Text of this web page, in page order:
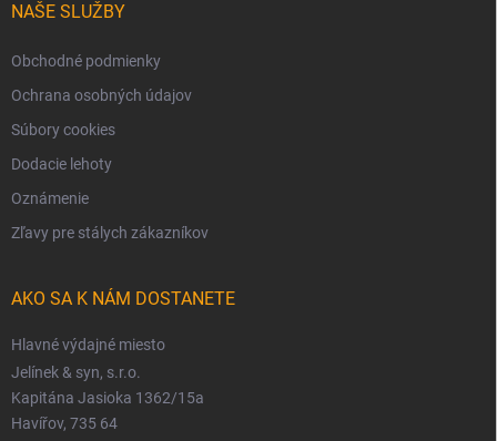
NAŠE SLUŽBY
Obchodné podmienky
Ochrana osobných údajov
Súbory cookies
Dodacie lehoty
Oznámenie
Zľavy pre stálych zákazníkov
AKO SA K NÁM DOSTANETE
Hlavné výdajné miesto
Jelínek & syn, s.r.o.
Kapitána Jasioka 1362/15a
Havířov, 735 64